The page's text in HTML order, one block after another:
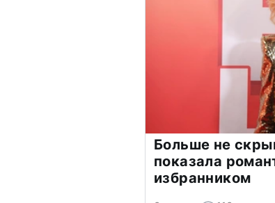
Больше не
показала
избранником